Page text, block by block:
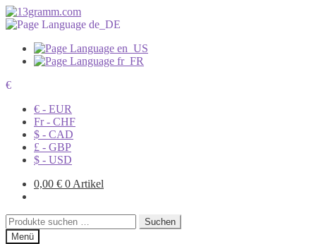
€
€ - EUR
Fr - CHF
$ - CAD
£ - GBP
$ - USD
0,00 € 0 Artikel
Suchen
nach:
Suchen
Menü